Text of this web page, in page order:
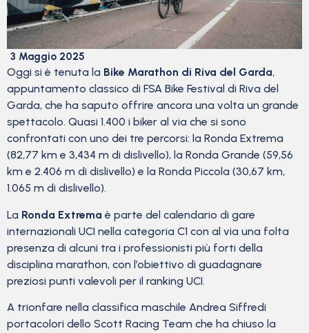
3 Maggio 2025
Oggi si è tenuta la Bike Marathon di Riva del Garda,
appuntamento classico di FSA Bike Festival di Riva del
Garda, che ha saputo offrire ancora una volta un grande
spettacolo. Quasi 1.400 i biker al via che si sono
confrontati con uno dei tre percorsi: la Ronda Extrema
(82,77 km e 3,434 m di dislivello), la Ronda Grande (59,56
km e 2.406 m di dislivello) e la Ronda Piccola (30,67 km,
1.065 m di dislivello).
La Ronda Extrema è parte del calendario di gare
internazionali UCI nella categoria C1 con al via una folta
presenza di alcuni tra i professionisti più forti della
disciplina marathon, con l’obiettivo di guadagnare
preziosi punti valevoli per il ranking UCI.
A trionfare nella classifica maschile Andrea Siffredi
portacolori dello Scott Racing Team che ha chiuso la